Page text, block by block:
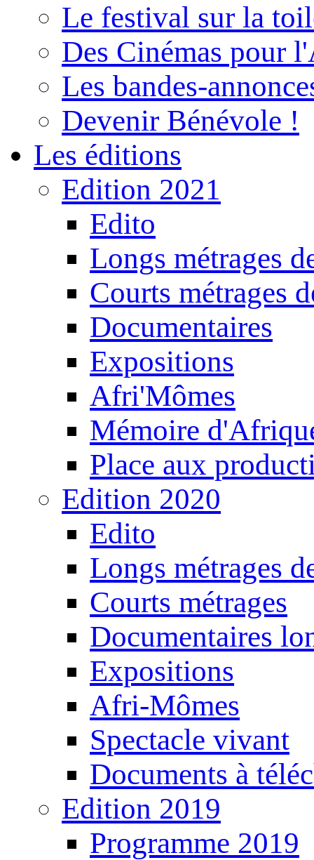
Le festival sur la
Des Cinémas pour
Les bandes-
Devenir Bénévole !
Les éditions
Edition 2021
Edito
Longs métrages
Courts métrages
Documentaires
Expositions
Afri'Mômes
Mémoire
Place aux
Edition 2020
Edito
Longs métrages
Courts métrages
Documentaires
Expositions
Afri-Mômes
Spectacle vivant
Documents à
Edition 2019
Programme 2019